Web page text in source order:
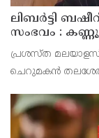
ലിബർട്ടി
സംഭവം :
പ്രശസ്ത
ചെറുമകൻ
ഇൻ്റർനാഷനൽ